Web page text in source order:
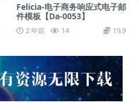
Felicia-电子商务响应式电子邮
件模板【Da-0053】
2 年前 14 19.9